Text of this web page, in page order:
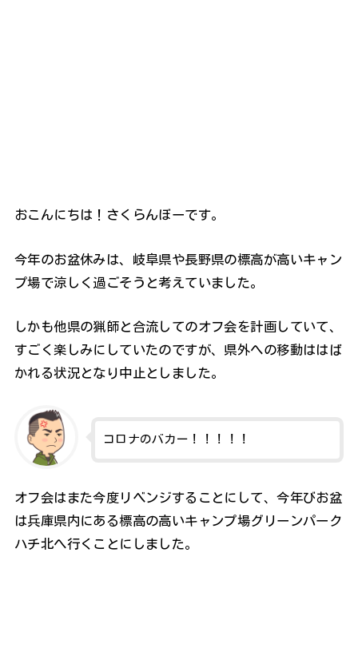
おこんにちは！さくらんぼーです。
今年のお盆休みは、岐阜県や長野県の標高が高いキャン
プ場で涼しく過ごそうと考えていました。
しかも他県の猟師と合流してのオフ会を計画していて、
すごく楽しみにしていたのですが、県外への移動ははば
かれる状況となり中止としました。
コロナのバカー！！！！！
オフ会はまた今度リベンジすることにして、今年びお盆
は兵庫県内にある標高の高いキャンプ場グリーンパーク
ハチ北へ行くことにしました。